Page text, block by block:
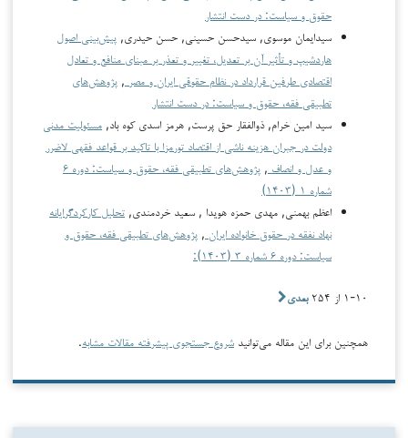
حقوق و سیاست: در دست انتشار
سیدایمان موسوی, سیدحسن حسینی, حسن حیدری, پیش‌بینی اصول
هاردشیپ و تأثیر آن بر تعدیل، تغییر و تعذر بر مبنای منافع و تعادل
اقتصادی طرفین قرارداد در نظام حقوقی ایران و مصر , پژوهش‌های
تطبیقی فقه، حقوق و سیاست: در دست انتشار
سید امین خرام, ذوالفقار حق پرست, هرمز اسدی کوه باد, مسئولیت مدنی
دولت در جبران هزینه ناشی از اقتصاد تورم‏زا با تاکید بر قواعد فقهی لاضرر
و عدل و انصاف ,
پژوهش‌های تطبیقی فقه، حقوق و سیاست: دوره ۶
شماره ۱ (۱۴۰۳)
اعظم بهمنی, مهدی حمزه هویدا , سعید خردمندی, تحلیل کارکردگرایانه
نهاد نفقه در حقوق خانواده ایران , پژوهش‌های تطبیقی فقه، حقوق و
سیاست: دوره ۶ شماره ۳ (۱۴۰۳):
۱-۱۰ از ۲۵۴ بعدی
همچنین برای این مقاله می‌توانید شروع جستجوی پیشرفته مقالات مشابه.